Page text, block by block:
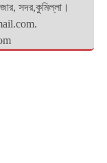
সদর,কুমিল্লা।